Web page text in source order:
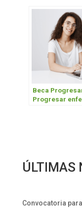
Beca
Progresar
ÚLTIMAS
Convocatoria